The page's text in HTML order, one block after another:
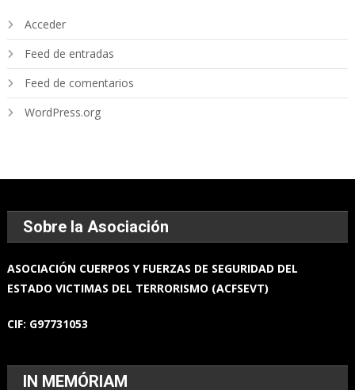
Acceder
Feed de entradas
Feed de comentarios
WordPress.org
Sobre la Asociación
ASOCIACIÓN CUERPOS Y FUERZAS DE SEGURIDAD DEL
ESTADOVICTIMAS DEL TERRORISMO (ACFSEVT)
CIF: G97731053
IN MEMÓRIAM